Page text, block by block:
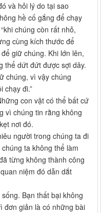
và hỏi lý do tại sao
hề cố gắng để chạy
chúng còn rất nhỏ,
cùng kích thước để
giữ chúng. Khi lớn lên,
thể dứt đứt được sợi dây.
chúng, vì vậy chúng
chạy đi.”
con vật có thể bất cứ
vì chúng tin rằng không
nơi đó.
người trong chúng ta đi
ta không thể làm
từng không thành công
niệm đó dẫn dắt
Bạn thất bại không
đơn giản là có những bài